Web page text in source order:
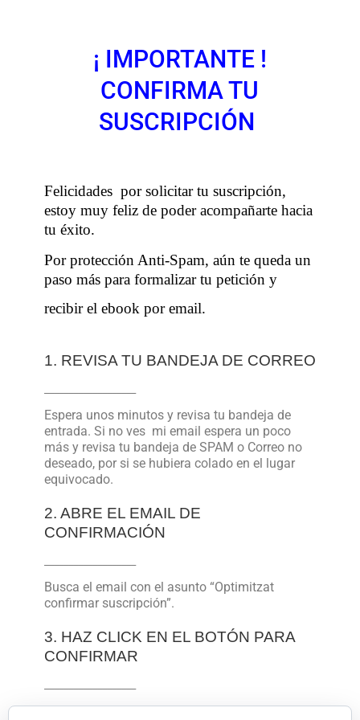
¡ IMPORTANTE !
CONFIRMA TU
SUSCRIPCIÓN
Felicidades por solicitar tu suscripción,
estoy muy feliz de poder acompañarte hacia
tu éxito.
Por protección Anti-Spam, aún te queda un
paso más para formalizar tu petición y
recibir el ebook por email.
1. REVISA TU BANDEJA DE CORREO
Espera unos minutos y revisa tu bandeja de
entrada. Si no ves mi email espera un poco
más y revisa tu bandeja de SPAM o Correo no
deseado, por si se hubiera colado en el lugar
equivocado.
2. ABRE EL EMAIL DE
CONFIRMACIÓN
Busca el email con el asunto “Optimitzat
confirmar suscripción”.
3. HAZ CLICK EN EL BOTÓN PARA
CONFIRMAR
Abre el email y haz click en el botón que hay